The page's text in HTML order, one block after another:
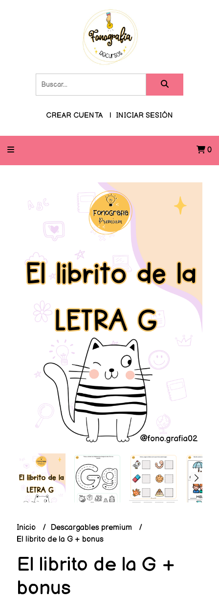
CREAR CUENTA INICIAR SESIÓN
0
Inicio
Descargables premium
El librito de la G + bonus
El librito de la G +
bonus